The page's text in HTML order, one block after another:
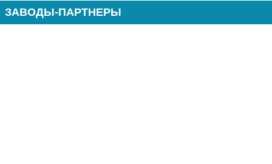
ЗАВОДЫ-ПАРТНЕРЫ